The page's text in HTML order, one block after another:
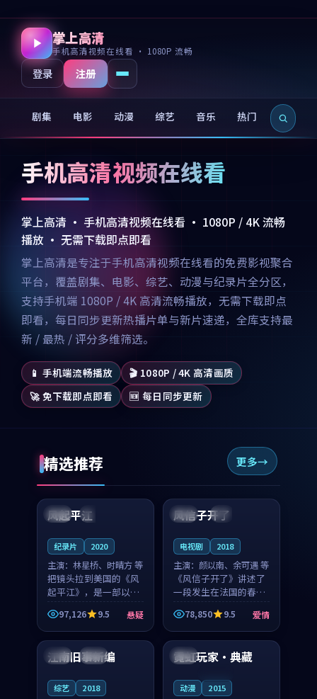
掌上高清
手机高清视频在线看 · 1080P 流畅
登录 注册
剧集 电影 动漫 综艺 音乐 热门 新片
手机高清视频在线看
掌上高清 · 手机高清视频在线看 · 1080P / 4K 流畅
播放 · 无需下载即点即看
掌上高清是专注于手机高清视频在线看的免费影视聚合
平台，覆盖剧集、电影、综艺、动漫与纪录片全分区，
支持手机端 1080P / 4K 高清流畅播放，无需下载即点
即看，每日同步更新热播片单与新片速递，全库支持最
新 / 最热 / 评分多维筛选。
📱 手机端流畅播放
🎬 1080P / 4K 高清画质
🚀 免下载即点即看
🆕 每日同步更新
精选推荐 更多
美国 完结
99:07
风起平江
纪录片 2020
主演： 林星桥、时晴方 等
把镜头拉到美国的《风
起平江》，是一部以时
光记忆为底色的悬疑作
品。林星桥和时晴方贡
献了2020年颇受关注的
合作演出，影片在情感
层次与现实质感之间
97,126 9.5 悬疑
法国 4K
99:21
风信子开了
电视剧 2018
主演： 颜以南、余可遇 等
《风信子开了》讲述了
一段发生在法国的春日
漫步故事。颜以南饰演
的主角与余可遇的角色
因一场意外卷入更深的
纠葛，爱情元素贯穿始
终，节奏稳健而富有张
78,850 9.5 爱情
日本 院线
江南旧事新编
综艺 2018
韩国
霓虹玩家·典藏
动漫 2015